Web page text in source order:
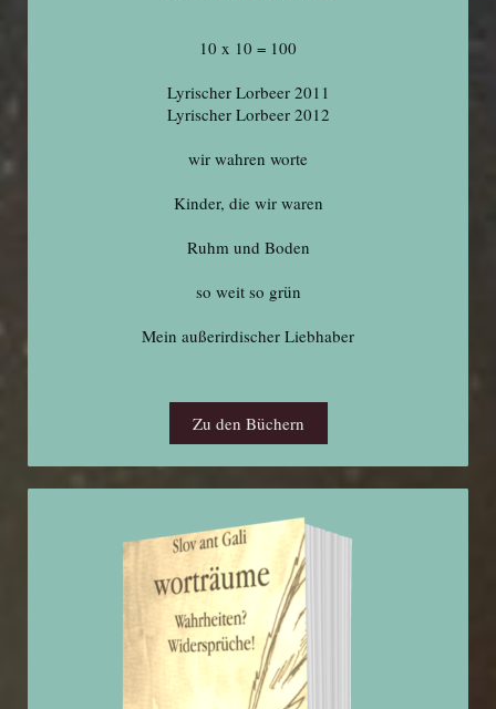
10 x 10 = 100
Lyrischer Lorbeer 2011
Lyrischer Lorbeer 2012
wir wahren worte
Kinder, die wir waren
Ruhm und Boden
so weit so grün
Mein außerirdischer Liebhaber
Zu den Büchern